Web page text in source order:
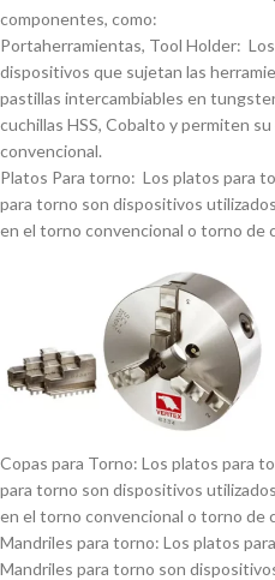
componentes, como:
Portaherramientas, Tool Holder:
dispositivos que sujetan las
pastillas intercambiables en
cuchillas HSS, Cobalto y permiten
convencional.
Platos Para torno: Los platos para
para torno son dispositivos
en el torno convencional o torno de
Copas para Torno: Los platos para
para torno son dispositivos
en el torno convencional o torno de
Mandriles para torno: Los platos
Mandriles para torno son